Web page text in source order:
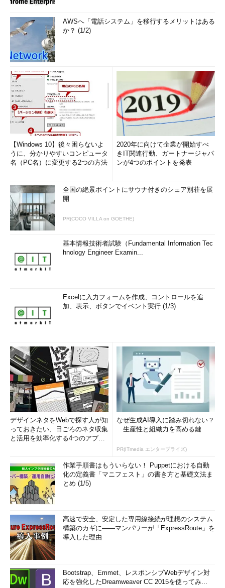
AWSへ「電話システム」を移行するメリットはある
か？ (1/2)
【Windows 10】後々困らないよ
うに、分かりやすいコンピュータ
名（PC名）に変更する2つの方法
2020年に向けて企業が開始すべ
きIT関連行動、ガートナージャパ
ンが4つのポイントを発表
全国の絶景ポイントにサウナ付きのシェア別荘を展
開
PR(COCO VILLA on GOETHE)
基本情報技術者試験（Fundamental Information Tec
hnology Engineer Examin...
Excelに入力フォームを作成、コントロールを追
加、表示、ボタンでイベント実行 (1/3)
デザインネタをWebで探す人が知
っておきたい、日ごろのネタ収集
と活用を効率化する4つのアプリ
なぜ生成AI導入に踏み切れない？
生産性と組織力を高める鍵
PR(ITmedia エンタープライズ)
作業手順書はもういらない！ Puppetにおける自動
化の定義書「マニフェスト」の書き方と基礎文法ま
とめ (1/5)
高速で安全、安定した専用線接続が理想のシステム
構築のカギに――マンパワーが「ExpressRoute」を
導入した理由
Bootstrap、Emmet、レスポンシブWebデザイン対
応を強化したDreamweaver CC 2015を使ってみ...